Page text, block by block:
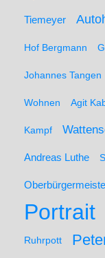
Tiemeyer
Hof Bergmann
Johannes Tangen
Wohnen Agit
Kampf
Andreas Luthe
Portrait
Ruhrpott